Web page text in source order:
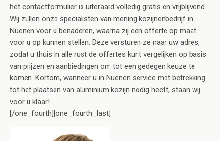
het contactformulier is uiteraard volledig gratis en vrijblijvend.
Wij zullen onze specialisten van mening kozijnenbedrijf in
Nuenen voor u benaderen, waarna zij een offerte op maat
voor u op kunnen stellen. Deze versturen ze naar uw adres,
zodat u thuis in alle rust de offertes kunt vergelijken op basis
van prijzen en aanbiedingen om tot een gedegen keuze te
komen. Kortom, wanneer u in Nuenen service met betrekking
tot het plaatsen van aluminium kozijn nodig heeft, staan wij
voor u klaar!
[/one_fourth][one_fourth_last]